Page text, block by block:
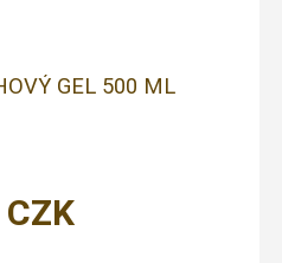
GEL 500 ML
CZK